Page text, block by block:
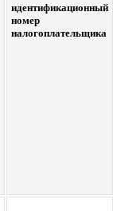
идентификационный
номер
налогоплательщика